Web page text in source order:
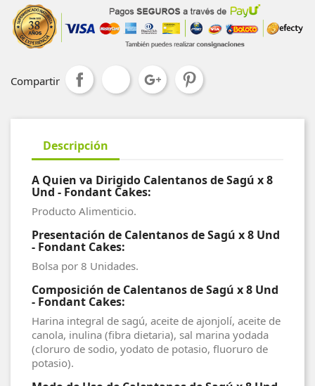
Compartir
Descripción
A Quien va Dirigido Calentanos de Sagú x 8
Und - Fondant Cakes:
Producto Alimenticio.
Presentación de Calentanos de Sagú x 8 Und
- Fondant Cakes:
Bolsa por 8 Unidades.
Composición de Calentanos de Sagú x 8 Und
- Fondant Cakes:
Harina integral de sagú, aceite de ajonjolí, aceite de
canola, inulina (fibra dietaria), sal marina yodada
(cloruro de sodio, yodato de potasio, fluoruro de
potasio).